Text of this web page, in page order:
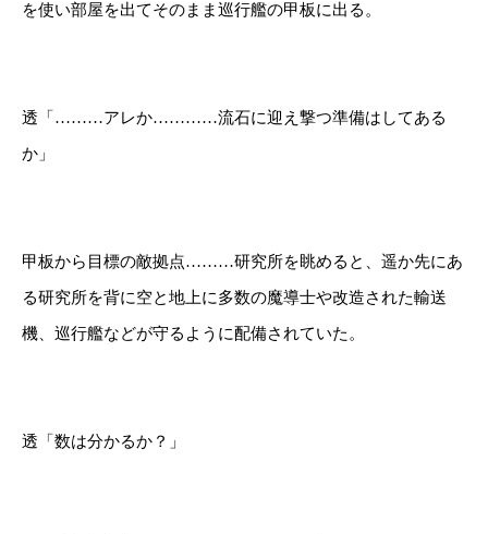
を使い部屋を出てそのまま巡行艦の甲板に出る。
透「………アレか…………流石に迎え撃つ準備はしてある
か」
甲板から目標の敵拠点………研究所を眺めると、遥か先にあ
る研究所を背に空と地上に多数の魔導士や改造された輸送
機、巡行艦などが守るように配備されていた。
透「数は分かるか？」